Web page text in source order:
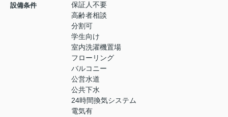
設備条件
保証人不要
高齢者相談
分割可
学生向け
室内洗濯機置場
フローリング
バルコニー
公営水道
公共下水
24時間換気システム
電気有